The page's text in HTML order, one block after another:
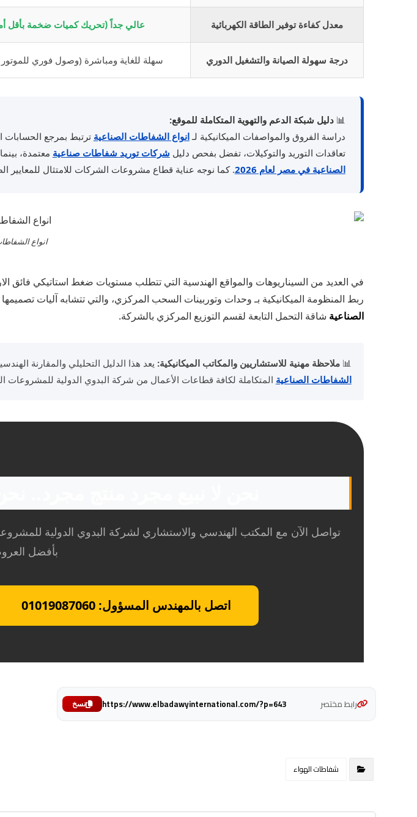
معدل كفاءة توفير الطاقة الكهربائية عالي جداً (تحريك كميات ضخمة بأقل
درجة سهولة الصيانة والتشغيل الدوري سهلة للغاية ومباشرة (وصول فوري للموتور
📊دليل شبكة الدعم والتهوية المتكاملة للموقع:
دراسة الفروق والمواصفات الميكانيكية لـانواع الشفاطات الصناعية ترتبط بمرجع الحسابات
تعاقدات التوريد والتوكيلات، تفضل بفحص دليل شركات توريد شفاطات صناعية معتمدة،
الصناعية في مصر لعام 2026
. كما نوجه عناية قطاع مشروعات الشركات للامتثال للمعايير
انواع
في العديد من السيناريوهات والمواقع الهندسية التي تتطلب مستويات ضغط استاتيكي فائق
ربط المنظومة الميكانيكية بـ وحدات وتوربينات السحب المركزي، والتي تتشابه آليات
الصناعية شاقة التحمل التابعة لقسم التوزيع المركزي بالشركة.
📊ملاحظة مهنية للاستشاريين والمكاتب الميكانيكية: يعد هذا الدليل التحليلي والمقارنة
الشفاطات الصناعية المتكاملة لكافة قطاعات الأعمال من شركة البدوي الدولية للمشروعات
تواصل الآن مع المكتب الهندسي والاستشاري لشركة البدوي الدولية
بأفضل
اتصل بالمهندس المسؤول: 01019087060
رابط مختصر https://www.elbadawyinternational.com/?p=643 نسخ
شفاطات الهواء